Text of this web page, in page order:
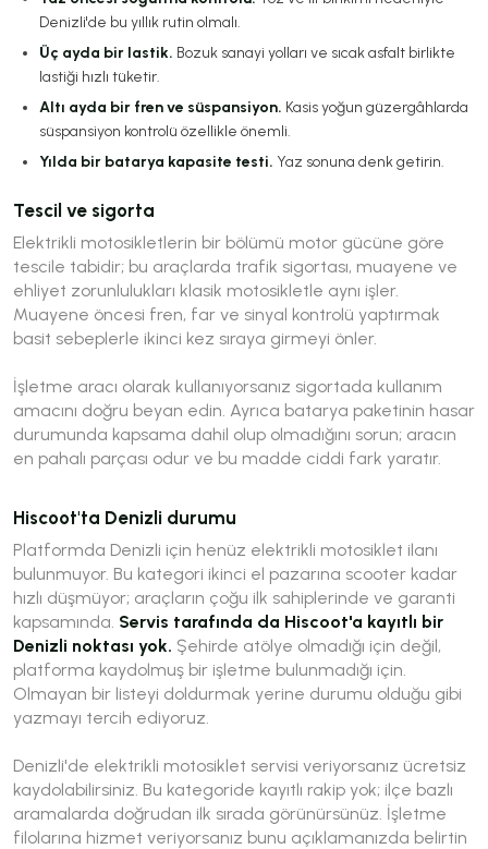
Denizli'de bu yıllık rutin olmalı.
Üç ayda bir lastik. Bozuk sanayi yolları ve sıcak asfalt birlikte
lastiği hızlı tüketir.
Altı ayda bir fren ve süspansiyon. Kasis yoğun güzergâhlarda
süspansiyon kontrolü özellikle önemli.
Yılda bir batarya kapasite testi. Yaz sonuna denk getirin.
Tescil ve sigorta
Elektrikli motosikletlerin bir bölümü motor gücüne göre
tescile tabidir; bu araçlarda trafik sigortası, muayene ve
ehliyet zorunlulukları klasik motosikletle aynı işler.
Muayene öncesi fren, far ve sinyal kontrolü yaptırmak
basit sebeplerle ikinci kez sıraya girmeyi önler.
İşletme aracı olarak kullanıyorsanız sigortada kullanım
amacını doğru beyan edin. Ayrıca batarya paketinin hasar
durumunda kapsama dahil olup olmadığını sorun; aracın
en pahalı parçası odur ve bu madde ciddi fark yaratır.
Hiscoot'ta Denizli durumu
Platformda Denizli için henüz elektrikli motosiklet ilanı
bulunmuyor. Bu kategori ikinci el pazarına scooter kadar
hızlı düşmüyor; araçların çoğu ilk sahiplerinde ve garanti
kapsamında. Servis tarafında da Hiscoot'a kayıtlı bir
Denizli noktası yok. Şehirde atölye olmadığı için değil,
platforma kaydolmuş bir işletme bulunmadığı için.
Olmayan bir listeyi doldurmak yerine durumu olduğu gibi
yazmayı tercih ediyoruz.
Denizli'de elektrikli motosiklet servisi veriyorsanız ücretsiz
kaydolabilirsiniz. Bu kategoride kayıtlı rakip yok; ilçe bazlı
aramalarda doğrudan ilk sırada görünürsünüz. İşletme
filolarına hizmet veriyorsanız bunu açıklamanızda belirtin